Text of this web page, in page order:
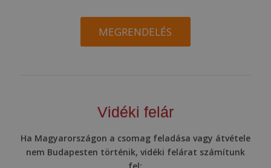
MEGRENDELÉS
Vidéki felár
Ha Magyarországon a csomag feladása vagy átvétele
nem Budapesten történik, vidéki felárat számítunk